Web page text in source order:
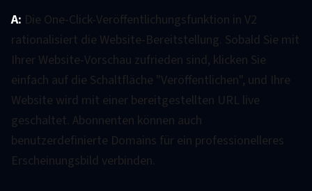
A: Die One-Click-Veröffentlichungsfunktion in V2
rationalisiert die Website-Bereitstellung. Sobald Sie mit
Ihrer Website-Vorschau zufrieden sind, klicken Sie
einfach auf die Schaltfläche "Veröffentlichen", und Ihre
Website wird mit einer bereitgestellten URL live
geschaltet. Abonnenten können auch
benutzerdefinierte Domains für ein professionelleres
Erscheinungsbild verbinden.